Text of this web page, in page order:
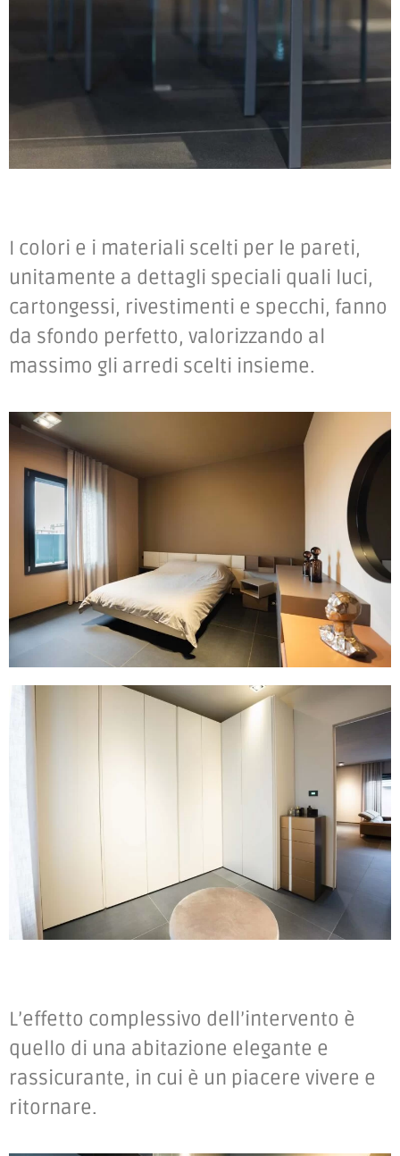
I colori e i materiali scelti per le pareti,
unitamente a dettagli speciali quali luci,
cartongessi, rivestimenti e specchi, fanno
da sfondo perfetto, valorizzando al
massimo gli arredi scelti insieme.
L’effetto complessivo dell’intervento è
quello di una abitazione elegante e
rassicurante, in cui è un piacere vivere e
ritornare.